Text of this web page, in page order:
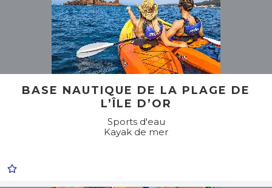
BASE NAUTIQUE DE LA PLAGE DE
L’ÎLE D’OR
Sports d'eau
Kayak de mer